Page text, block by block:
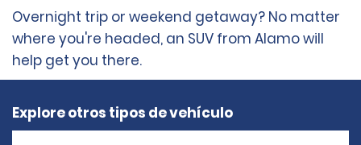
Overnight trip or weekend getaway? No matter
where you're headed, an SUV from Alamo will
help get you there.
Explore otros tipos de vehículo